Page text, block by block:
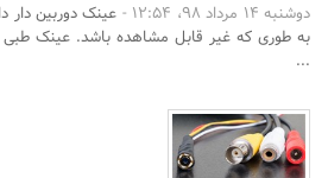
دوشنبه 14 مرداد 98، 12:54 -
به طوری که غیر قابل مشاهده باشد. عینک طبی
...